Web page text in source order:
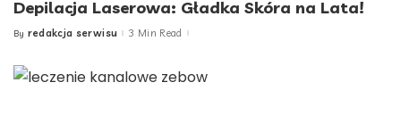
Depilacja Laserowa: Gładka Skóra na Lata!
Posted
By redakcja serwisu 3 Min Read